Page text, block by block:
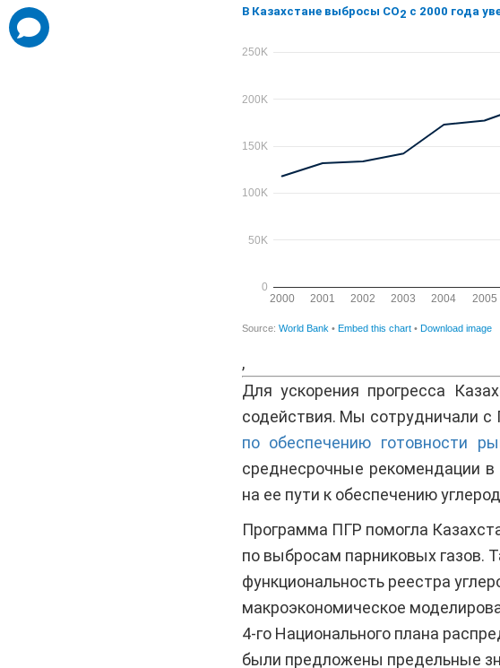
,
Для ускорения прогресса
содействия. Мы сотрудничали с
по обеспечению готовности
среднесрочные рекомендации
на ее пути к обеспечению
Программа ПГР помогла
по выбросам парниковых газов.
функциональность реестра
макроэкономическое
4-го Национального плана
были предложены предельные
comments
added